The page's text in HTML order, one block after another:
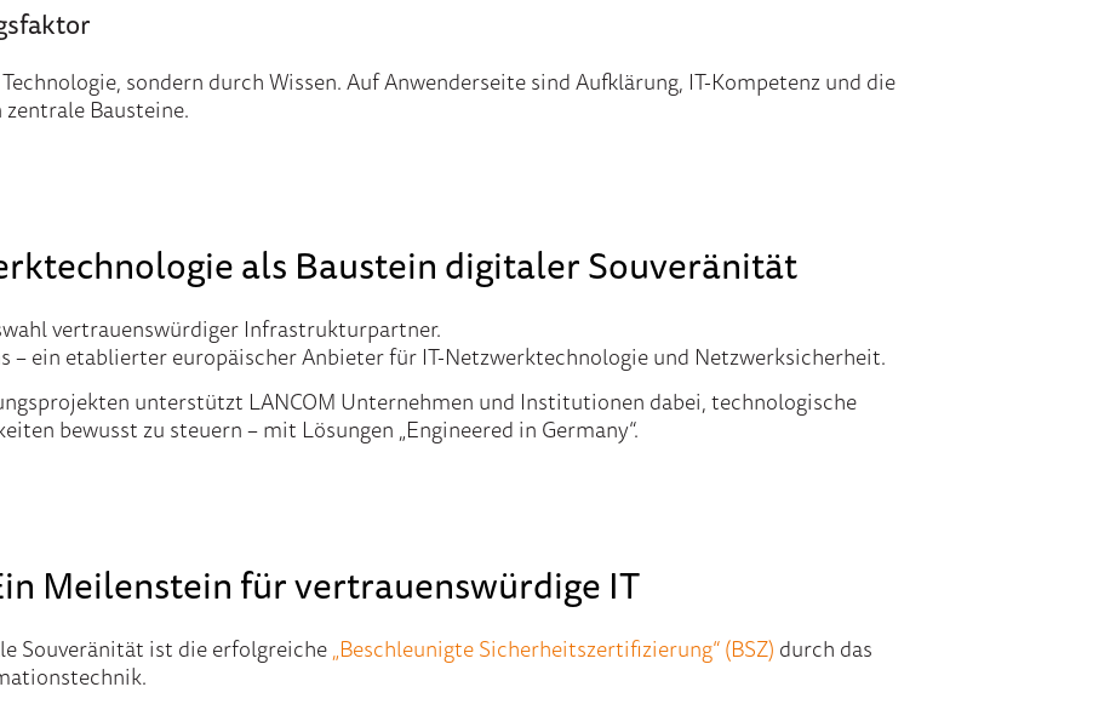
sondern durch Wissen. Auf Anwenderseite sind Aufklärung, IT-Kompetenz und die
Bausteine.
als Baustein digitaler Souveränität
vertrauenswürdiger Infrastrukturpartner.
– ein etablierter europäischer Anbieter für IT-Netzwerktechnologie und Netzwerksicherheit.
unterstützt LANCOM Unternehmen und Institutionen dabei, technologische
bewusst zu steuern – mit Lösungen „Engineered in Germany“.
Meilenstein für vertrauenswürdige IT
Souveränität ist die erfolgreiche„Beschleunigte Sicherheitszertifizierung“ (BSZ) durch das